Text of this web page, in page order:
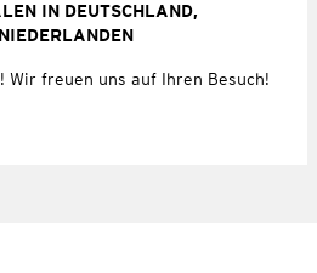
IN DEUTSCHLAND,
Wir freuen uns auf Ihren Besuch!